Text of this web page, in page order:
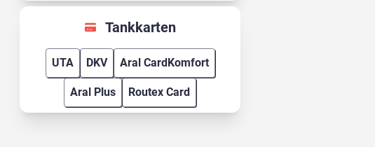
Tankkarten
UTA DKV Aral CardKomfort
Aral Plus Routex Card